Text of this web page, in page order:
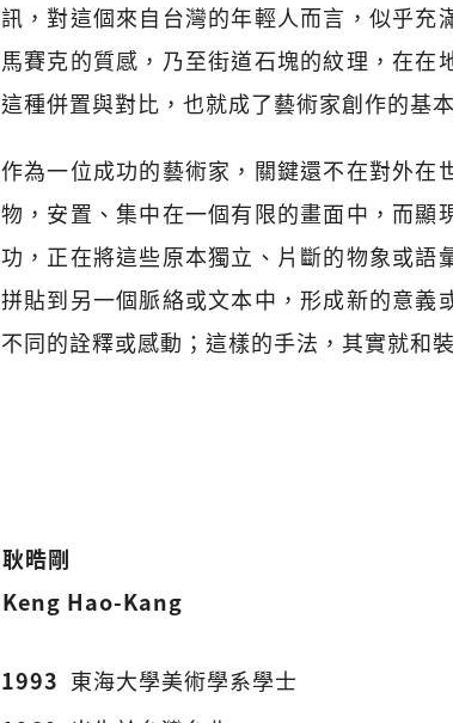
訊，對這個來自台灣的年輕人而言，似乎
馬賽克的質感，乃至街道石塊的紋理，在
這種併置與對比，也就成了藝術家創作的基
作為一位成功的藝術家，關鍵還不在對外
物，安置、集中在一個有限的畫面中，而
功，正在將這些原本獨立、片斷的物象或
拼貼到另一個脈絡或文本中，形成新的意
不同的詮釋或感動；這樣的手法，其實就和
耿晧剛
Keng Hao-Kang
1993 東海大學美術學系學士